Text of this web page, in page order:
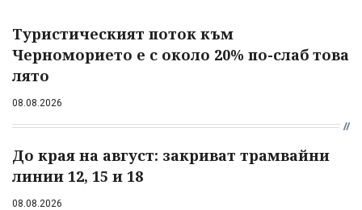
Туристическият поток към
Черноморието е с около 20% по-слаб това
лято
08.08.2026
До края на август: закриват трамвайни
линии 12, 15 и 18
08.08.2026